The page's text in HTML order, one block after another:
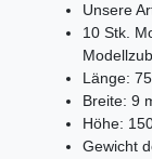
Unsere
10 Stk.
Länge: 75
Breite: 9
Höhe:
Gewicht